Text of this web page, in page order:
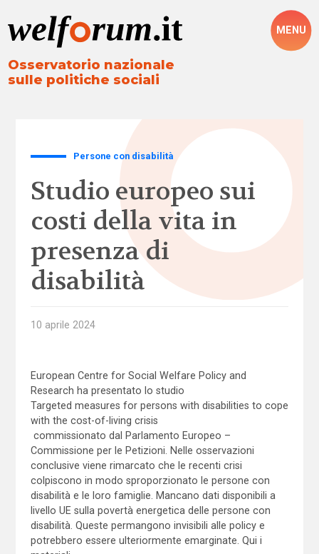
Osservatorio nazionale
sulle politiche sociali
MENU
Persone con disabilità
Studio europeo sui
costi della vita in
presenza di
disabilità
10 aprile 2024
European Centre for Social Welfare Policy and
Research ha presentato lo studio
Targeted measures for persons with disabilities to cope
with the cost-of-living crisis
commissionato dal Parlamento Europeo –
Commissione per le Petizioni. Nelle osservazioni
conclusive viene rimarcato che le recenti crisi
colpiscono in modo sproporzionato le persone con
disabilità e le loro famiglie. Mancano dati disponibili a
livello UE sulla povertà energetica delle persone con
disabilità. Queste permangono invisibili alle policy e
potrebbero essere ulteriormente emarginate. Qui i